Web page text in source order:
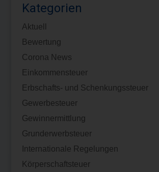
Kategorien
Aktuell
Bewertung
Corona News
Einkommensteuer
Erbschafts- und Schenkungssteuer
Gewerbesteuer
Gewinnermittlung
Grunderwerbsteuer
Internationale Regelungen
Körperschaftsteuer